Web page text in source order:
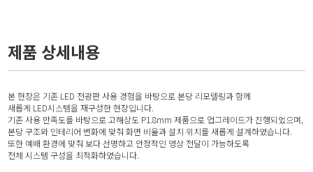
제품 상세내용
본 현장은 기존 LED 전광판 사용 경험을 바탕으로 본당 리모델링과 함께
새롭게 LED시스템을 재구성한 현장입니다.
기존 사용 만족도를 바탕으로 고해상도 P1.8mm 제품으로 업그레이드가 진행되었으며,
본당 구조와 인테리어 변화에 맞춰 화면 비율과 설치 위치를 새롭게 설계하였습니다.
또한 예배 환경에 맞춰 보다 선명하고 안정적인 영상 전달이 가능하도록
전체 시스템 구성을 최적화하였습니다.